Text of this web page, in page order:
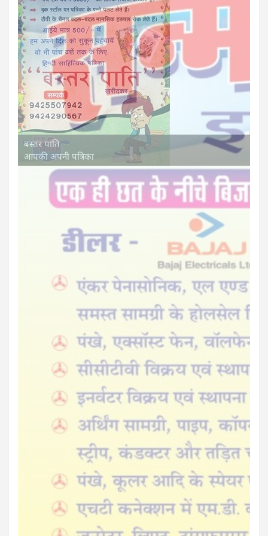
बस्तर पाति
आपकी अपनी पत्रिका